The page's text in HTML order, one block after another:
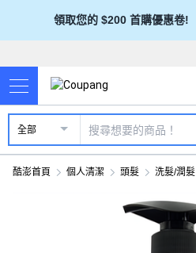
領取您的 $200 首購優惠卷!
全部
酷澎首頁 個人清潔 頭髮 洗髮/潤髮